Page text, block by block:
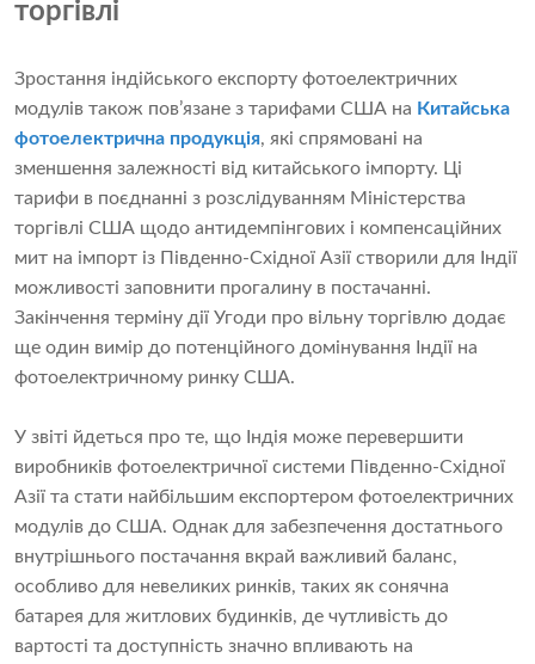
торгівлі
Зростання індійського експорту фотоелектричних
модулів також пов’язане з тарифами США на Китайська
фотоелектрична продукція, які спрямовані на
зменшення залежності від китайського імпорту. Ці
тарифи в поєднанні з розслідуванням Міністерства
торгівлі США щодо антидемпінгових і компенсаційних
мит на імпорт із Південно-Східної Азії створили для Індії
можливості заповнити прогалину в постачанні.
Закінчення терміну дії Угоди про вільну торгівлю додає
ще один вимір до потенційного домінування Індії на
фотоелектричному ринку США.
У звіті йдеться про те, що Індія може перевершити
виробників фотоелектричної системи Південно-Східної
Азії та стати найбільшим експортером фотоелектричних
модулів до США. Однак для забезпечення достатнього
внутрішнього постачання вкрай важливий баланс,
особливо для невеликих ринків, таких як сонячна
батарея для житлових будинків, де чутливість до
вартості та доступність значно впливають на